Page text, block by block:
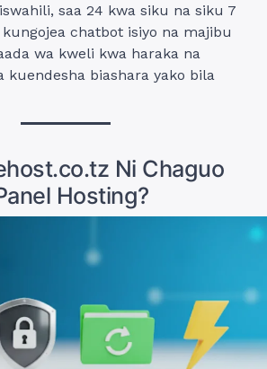
saa 24 kwa siku na siku 7
chatbot isiyo na majibu
wa kweli kwa haraka na
kuendesha biashara yako bila
Ni Chaguo
Hosting?